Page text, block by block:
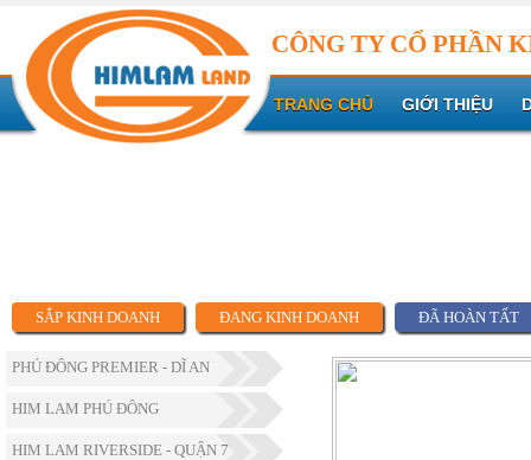
CÔNG TY CỔ PHẦN
TRANG CHỦ GIỚI THIỆU
SẮP KINH DOANH ĐANG KINH DOANH ĐÃ HOÀN TẤT
PHÚ ĐÔNG PREMIER - DĨ AN
HIM LAM PHÚ ĐÔNG
HIM LAM RIVERSIDE - QUẬN 7